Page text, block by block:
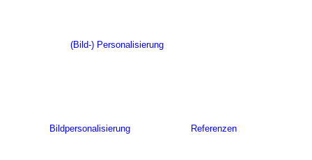
(Bild-) Personalisierung
Bildpersonalisierung Referenzen